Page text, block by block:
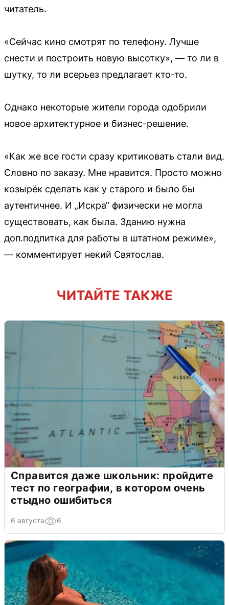
читатель.
«Сейчас кино смотрят по телефону. Лучше
снести и построить новую высотку», — то ли в
шутку, то ли всерьез предлагает кто-то.
Однако некоторые жители города одобрили
новое архитектурное и бизнес-решение.
«Как же все гости сразу критиковать стали вид.
Словно по заказу. Мне нравится. Просто можно
козырёк сделать как у старого и было бы
аутентичнее. И „Искра“ физически не могла
существовать, как была. Зданию нужна
доп.подпитка для работы в штатном режиме»,
— комментирует некий Святослав.
ЧИТАЙТЕ ТАКЖЕ
Справится даже школьник: пройдите
тест по географии, в котором очень
стыдно ошибиться
6 августа 6